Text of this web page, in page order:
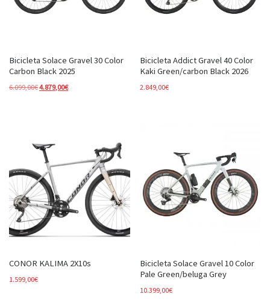
Bicicleta Solace Gravel 30 Color
Carbon Black 2025
6.099,00€El precio original era: 6.099,00€.
4.879,00€El precio actual es: 4.879,00€.
Bicicleta Addict Gravel 40 Color
Kaki Green/carbon Black 2026
2.849,00€
CONOR KALIMA 2X10s
1.599,00€
Bicicleta Solace Gravel 10 Color
Pale Green/beluga Grey
10.399,00€